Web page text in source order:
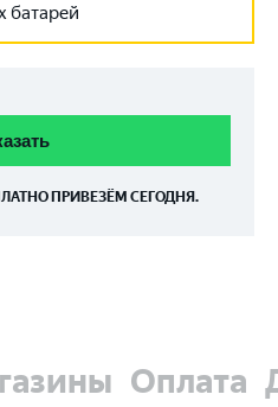
батарей
ПРИВЕЗЁМ СЕГОДНЯ.
Оплата